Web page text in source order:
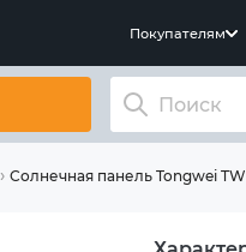
Покупателям
Солнечная панель Tongwei